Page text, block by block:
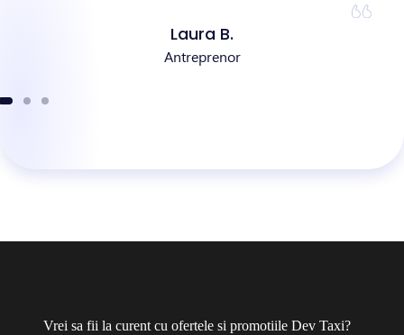
Laura B.
Antreprenor
Vrei sa fii la curent cu ofertele si promotiile Dev Taxi?